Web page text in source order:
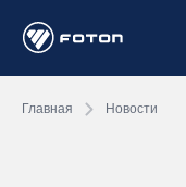
Главная Новости